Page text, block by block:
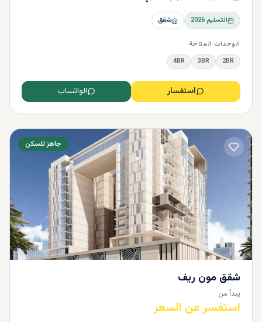
التسليم2026 شقق
الوحدات المتاحة
2BR
3BR
4BR
استفسار الواتساب
جاهز للسكن
شقق مون ريف
يبدأ من
استفسر عن السعر